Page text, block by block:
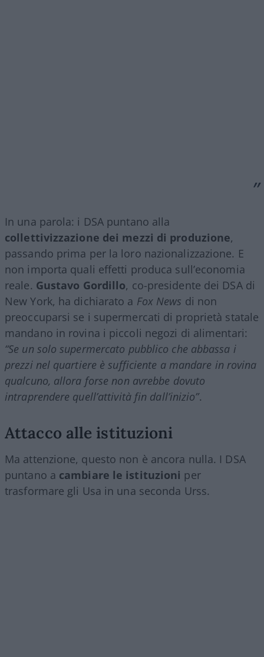
In una parola: i DSA puntano alla
collettivizzazione dei mezzi di produzione,
passando prima per la loro nazionalizzazione. E
non importa quali effetti produca sull’economia
reale. Gustavo Gordillo, co-presidente dei DSA di
New York, ha dichiarato a Fox News di non
preoccuparsi se i supermercati di proprietà statale
mandano in rovina i piccoli negozi di alimentari:
“Se un solo supermercato pubblico che abbassa i
prezzi nel quartiere è sufficiente a mandare in rovina
qualcuno, allora forse non avrebbe dovuto
intraprendere quell’attività fin dall’inizio”.
Attacco alle istituzioni
Ma attenzione, questo non è ancora nulla. I DSA
puntano a cambiare le istituzioni per
trasformare gli Usa in una seconda Urss.